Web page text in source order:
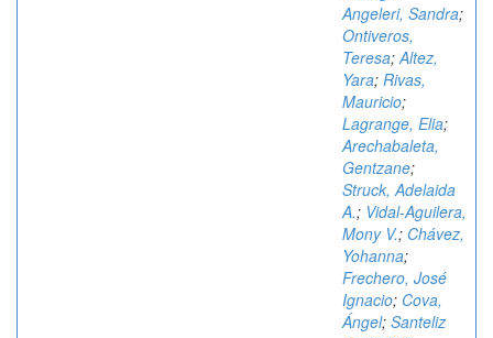
Angeleri, Sandra;
Ontiveros,
Teresa;Altez,
Yara; Rivas,
Mauricio;
Lagrange, Elia;
Arechabaleta,
Gentzane;
Struck, Adelaida
A.; Vidal-Aguilera,
Mony V.; Chávez,
Yohanna;
Frechero, José
Ignacio; Cova,
Ángel; Santeliz